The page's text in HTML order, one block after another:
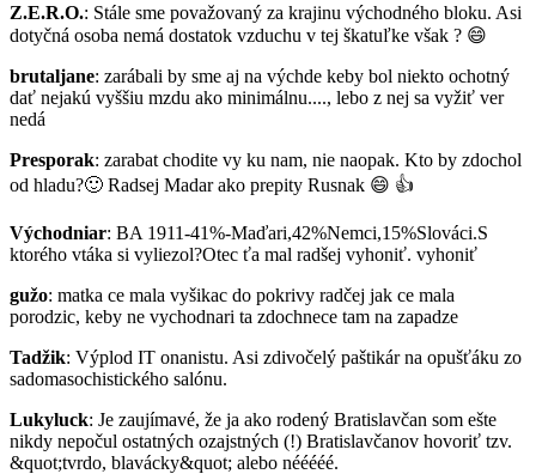
Z.E.R.O.: Stále sme považovaný za krajinu východného bloku. Asi
dotyčná osoba nemá dostatok vzduchu v tej škatuľke však ? 😄
brutaljane: zarábali by sme aj na výchde keby bol niekto ochotný
dať nejakú vyššiu mzdu ako minimálnu...., lebo z nej sa vyžiť ver
nedá
Presporak: zarabat chodite vy ku nam, nie naopak. Kto by zdochol
od hladu?🙂 Radsej Madar ako prepity Rusnak 😄 👍
Východniar: BA 1911-41%-Maďari,42%Nemci,15%Slováci.S
ktorého vtáka si vyliezol?Otec ťa mal radšej vyhoniť. vyhoniť
gužo: matka ce mala vyšikac do pokrivy radčej jak ce mala
porodzic, keby ne vychodnari ta zdochnece tam na zapadze
Tadžik: Výplod IT onanistu. Asi zdivočelý paštikár na opušťáku zo
sadomasochistického salónu.
Lukyluck: Je zaujímavé, že ja ako rodený Bratislavčan som ešte
nikdy nepočul ostatných ozajstných (!) Bratislavčanov hovoriť tzv.
&quot;tvrdo, blavácky&quot; alebo nééééé.